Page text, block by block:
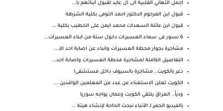
اجمل التهاني القلبية الى ال عايد لقبول أبنائهم با...
قبول ابن المرحوم الدكتور احمد التومى بكلية الشرطة
قبول ابن عائلة السعدات محمد ايمن على الخطيب بكلية ...
6 نسور فى سماء العسيرات دخول ستة من ابناء العسيرات...
مشاجرة بجوار محطة العسيرات وانباء عن اصابة احد الا...
التفاصيل الكاملة لمشاجرة محطة العسيرات واصابة احد...
ذعر بالكويت.. مشاجرة بالسيوف داخل مستشفى!
الكويت تعلن الاستغناء عن عدد من المعلمين الوافدين ...
ودياً.. العراق يلتقي الكويت وعمان يواجه سوريا
بالفيديو الحمر لـ الأنباء نبحث الحاجة لإنشاء هيئة ...